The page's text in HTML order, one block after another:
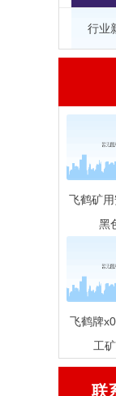
行业
飞鹤矿
黑
飞鹤牌
工
联